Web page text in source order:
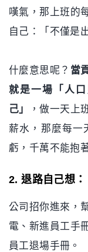
嘆氣，那上班的
自己：「不僅是
什麼意思呢？ 當
就是一場「人
己」
，做一天上
薪水，那麼每一
虧，千萬不能抱
2. 退路自己想：
公司招你進來，
電、新進員工手
員工退場手冊。